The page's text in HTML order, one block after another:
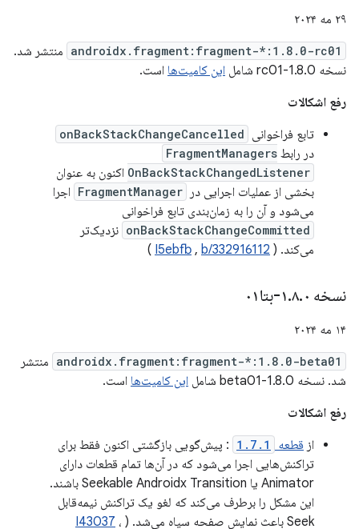
۲۹ مه ۲۰۲۴
androidx.fragment:fragment-*:1.8.0-rc01 منتشر شد.
نسخه 1.8.0-rc01 شامل
این کامیت‌ها است.
رفع اشکالات
تابع فراخوانی onBackStackChangeCancelled
در رابط FragmentManagers
OnBackStackChangedListener اکنون به عنوان
بخشی از عملیات اجرایی در
FragmentManager اجرا
می‌شود و آن را به زمان‌بندی تابع فراخوانی
onBackStackChangeCommitted نزدیک‌تر
می‌کند. (
I5ebfb , b/332916112
)
نسخه ۱ .۸.۰-بتا۰۱
۱۴ مه ۲۰۲۴
androidx.fragment:fragment-*:1.8.0-beta01 منتشر
شد. نسخه 1.8.0-beta01 شامل
این کامیت‌ها است.
رفع اشکالات
از قطعه 1.7.1 : پیش‌گویی بازگشتی اکنون فقط برای
تراکنش‌هایی اجرا می‌شود که در آن‌ها تمام قطعات دارای
Animator یا Seekable Androidx Transition باشند.
این مشکل را برطرف می‌کند که لغو یک تراکنش نیمه‌قابل
Seek باعث نمایش صفحه سیاه می‌شد. (
I43037 ،